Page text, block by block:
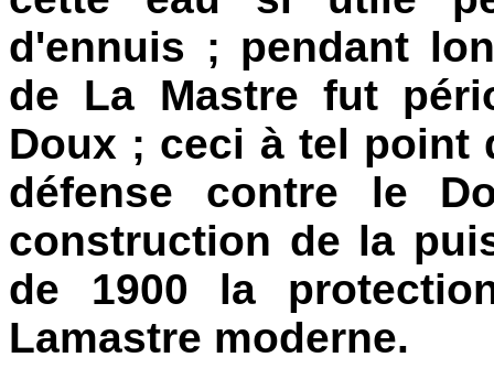
d'ennuis ; pendant
de La Mastre fut
Doux ; ceci à tel point
défense contre le
construction de la
de 1900 la
Lamastre moderne.